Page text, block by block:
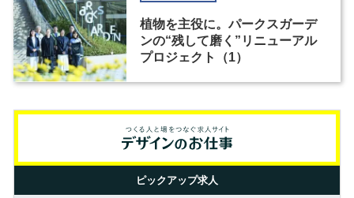
植物を主役に。パークスガーデ
ンの“残して磨く”リニューアル
プロジェクト（1）
ピックアップ求人